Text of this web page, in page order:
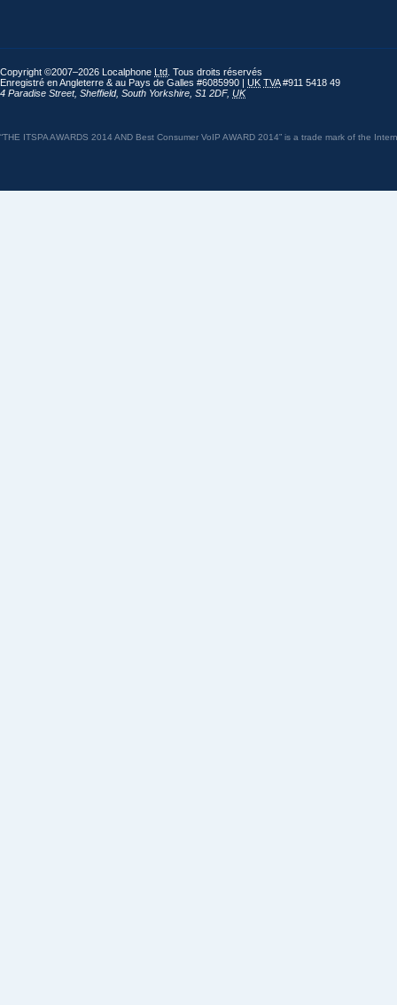
Copyright ©2007–2026 Localphone Ltd . Tous droits réservés
Enregistré en Angleterre & au Pays de Galles #6085990 | UK TVA#911 5418 49
4 Paradise Street, Sheffield, South Yorkshire S1 2DF, UK
“THE ITSPA AWARDS 2014 AND Best Consumer VoIP AWARD 2014” is a trade mark of the